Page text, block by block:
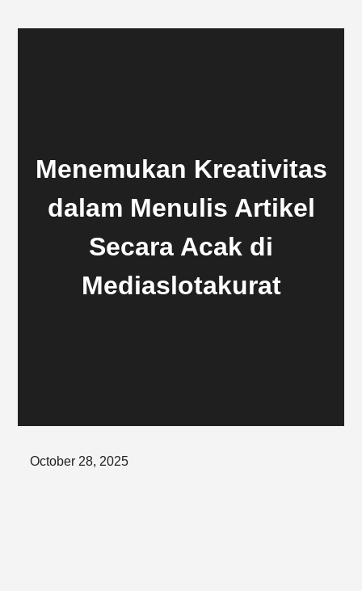
Menemukan Kreativitas
dalam Menulis Artikel
Secara Acak di
Mediaslotakurat
Posted
October 28, 2025